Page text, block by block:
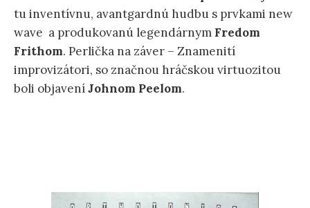
tu inventívnu, avantgardnú hudbu s prvkami new
wave a produkovanú legendárnym Fredom
Frithom. Perlička na záver – Znamenití
improvizátori, so značnou hráčskou virtuozitou
boli objaveníJohnom Peelom.